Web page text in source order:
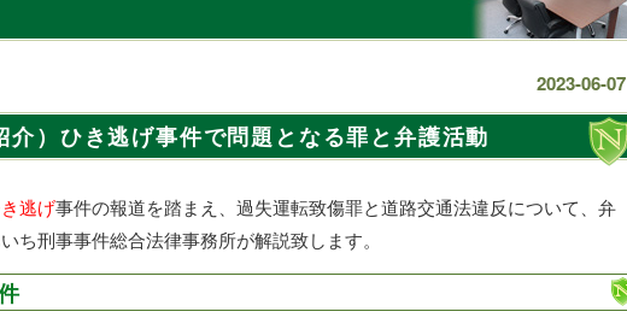
2023-06-07
介）ひき逃げ事件で問題となる罪と弁護活動
逃げ事件の報道を踏まえ、過失運転致傷罪と道路交通法違反について、弁
ち刑事事件総合法律事務所が解説致します。